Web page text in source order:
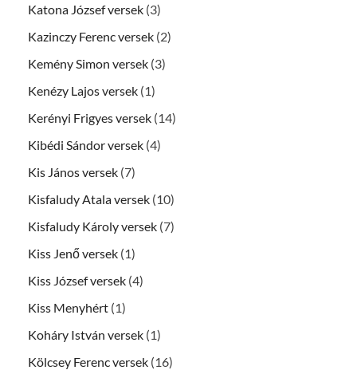
Katona József versek (3)
Kazinczy Ferenc versek (2)
Kemény Simon versek (3)
Kenézy Lajos versek (1)
Kerényi Frigyes versek (14)
Kibédi Sándor versek (4)
Kis János versek (7)
Kisfaludy Atala versek (10)
Kisfaludy Károly versek (7)
Kiss Jenő versek (1)
Kiss József versek (4)
Kiss Menyhért (1)
Koháry István versek (1)
Kölcsey Ferenc versek (16)